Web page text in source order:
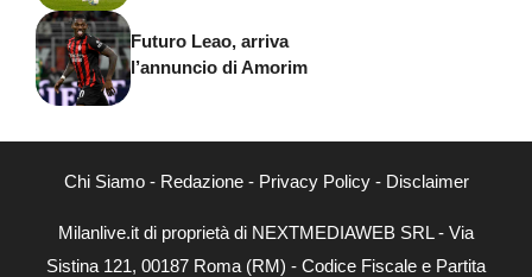
Futuro Leao, arriva
l’annuncio di Amorim
Chi Siamo- Redazione- Privacy Policy- Disclaimer
Milanlive.it di proprietà di NEXTMEDIAWEB SRL - Via
Sistina 121, 00187 Roma (RM) - Codice Fiscale e Partita